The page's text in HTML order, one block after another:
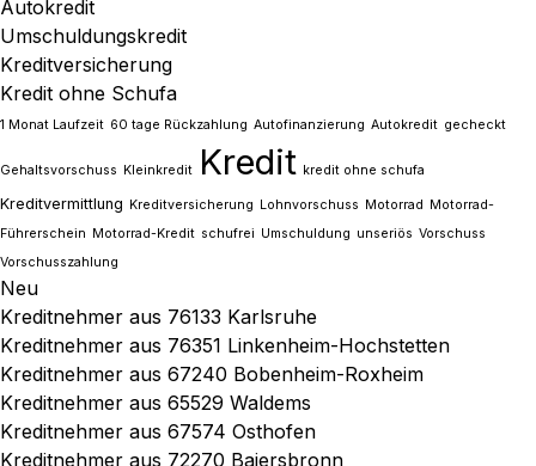
Autokredit
Umschuldungskredit
Kreditversicherung
Kredit ohne Schufa
1 Monat Laufzeit 60 tage Rückzahlung Autofinanzierung Autokredit gecheckt
Gehaltsvorschuss Kleinkredit Kredit kredit ohne schufa
Kreditvermittlung Kreditversicherung Lohnvorschuss Motorrad Motorrad-
Führerschein Motorrad-Kredit schufrei Umschuldung unseriös Vorschuss
Vorschusszahlung
Neu
Kreditnehmer aus 76133 Karlsruhe
Kreditnehmer aus 76351 Linkenheim-Hochstetten
Kreditnehmer aus 67240 Bobenheim-Roxheim
Kreditnehmer aus 65529 Waldems
Kreditnehmer aus 67574 Osthofen
Kreditnehmer aus 72270 Baiersbronn